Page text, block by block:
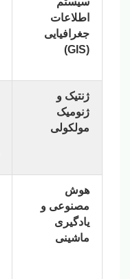
اطلاعات
جغرافیایی
(GIS)
ژنتیک و
ژنومیک
مولکولی
هوش
مصنوعی و
یادگیری
ماشینی